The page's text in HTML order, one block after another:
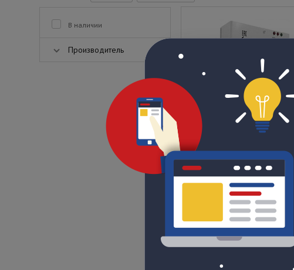
В наличии
Производитель
ББП-50 исп.1 (Variant)
В наличии
Цена по запросу